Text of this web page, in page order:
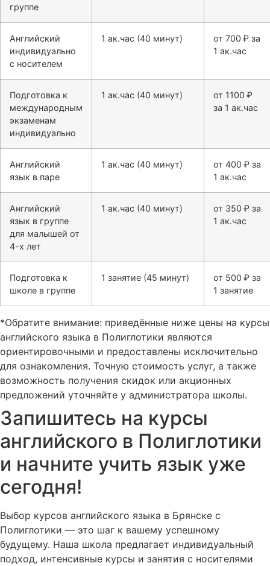
группе
Английский
индивидуально
с носителем
1 ак.час (40 минут)
от 700 ₽ за
1 ак.час
Подготовка к
международным
экзаменам
индивидуально
1 ак.час (40 минут)
от 1100 ₽
за 1 ак.час
Английский
язык в паре
1 ак.час (40 минут)
от 400 ₽ за
1 ак.час
Английский
язык в группе
для малышей от
4-х лет
1 ак.час (40 минут)
от 350 ₽ за
1 ак.час
Подготовка к
школе в группе
1 занятие (45 минут)
от 500 ₽ за
1 занятие
*Обратите внимание: приведённые ниже цены на курсы
английского языка в Полиглотики являются
ориентировочными и предоставлены исключительно
для ознакомления. Точную стоимость услуг, а также
возможность получения скидок или акционных
предложений уточняйте у администратора школы.
Запишитесь на курсы
английского в Полиглотики
и начните учить язык уже
сегодня!
Выбор курсов английского языка в Брянске с
Полиглотики — это шаг к вашему успешному
будущему. Наша школа предлагает индивидуальный
подход, интенсивные курсы и занятия с носителями